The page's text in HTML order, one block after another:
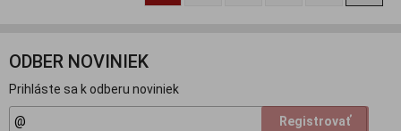
ODBER NOVINIEK
Prihláste sa k odberu noviniek
Registrovať